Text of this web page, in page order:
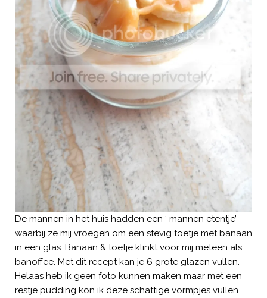
De mannen in het huis hadden een ‘ mannen etentje’
waarbij ze mij vroegen om een stevig toetje met banaan
in een glas. Banaan & toetje klinkt voor mij meteen als
banoffee. Met dit recept kan je 6 grote glazen vullen.
Helaas heb ik geen foto kunnen maken maar met een
restje pudding kon ik deze schattige vormpjes vullen.